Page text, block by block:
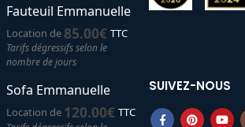
Fauteuil Emmanuelle
Location de 85.00€ TTC
Tarifs dégressifs selon le
nombre de jours
Sofa Emmanuelle
Location de 120.00€ TTC
SUIVEZ-NOUS